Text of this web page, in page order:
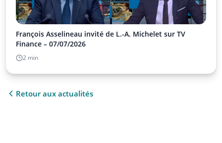
François Asselineau invité de L.-A. Michelet sur TV
Finance – 07/07/2026
2 min
Retour aux actualités